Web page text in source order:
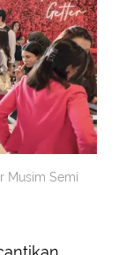
Musim Semi